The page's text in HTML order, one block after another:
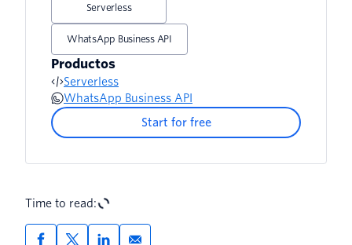
Serverless
WhatsApp Business API
Productos
Serverless
WhatsApp Business API
Start for free
Time to read: